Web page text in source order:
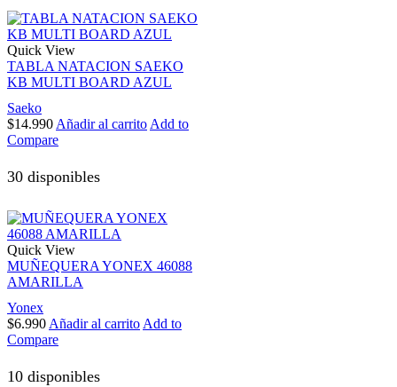
Quick View
TABLA NATACION SAEKO
KB MULTI BOARD AZUL
Saeko
$14.990 Añadir al carrito Add to
Compare
30 disponibles
Quick View
MUÑEQUERA YONEX 46088
AMARILLA
Yonex
$6.990 Añadir al carrito Add to
Compare
10 disponibles